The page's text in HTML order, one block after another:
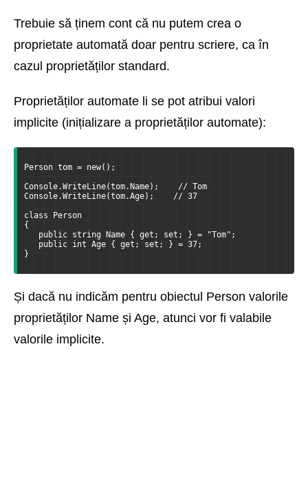
Trebuie să ținem cont că nu putem crea o
proprietate automată doar pentru scriere, ca în
cazul proprietăților standard.
Proprietăților automate li se pot atribui valori
implicite (inițializare a proprietăților automate):
Person tom = new();
Console.WriteLine(tom.Name);    // Tom
Console.WriteLine(tom.Age);    // 37
class Person
{
public string Name { get; set; } = "Tom";
public int Age { get; set; } = 37;
}
Și dacă nu indicăm pentru obiectul Person valorile
proprietăților Name și Age, atunci vor fi valabile
valorile implicite.